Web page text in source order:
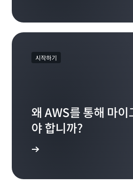
시작하기
왜 AWS를 통해 마이
야 합니까?